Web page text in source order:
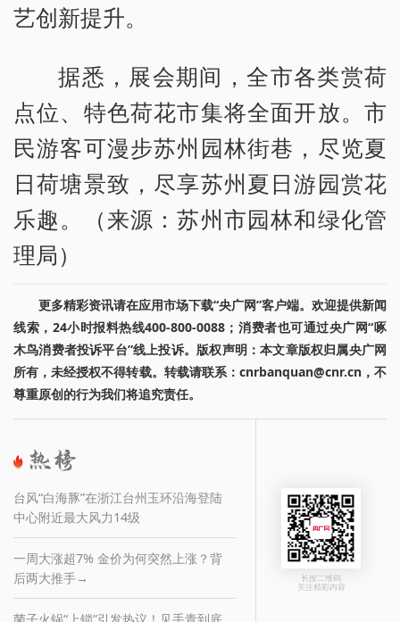
艺创新提升。
据悉，展会期间，全市各类赏荷
点位、特色荷花市集将全面开放。市
民游客可漫步苏州园林街巷，尽览夏
日荷塘景致，尽享苏州夏日游园赏花
乐趣。（来源：苏州市园林和绿化管
理局）
更多精彩资讯请在应用市场下载“央广网”客户端。欢迎提供新闻
线索，24小时报料热线400-800-0088；消费者也可通过央广网“啄
木鸟消费者投诉平台”线上投诉。版权声明：本文章版权归属央广网
所有，未经授权不得转载。转载请联系：cnrbanquan@cnr.cn，不
尊重原创的行为我们将追究责任。
台风“白海豚”在浙江台州玉环沿海登陆
中心附近最大风力14级
一周大涨超7% 金价为何突然上涨？背
后两大推手→
长按二维码
关注精彩内容